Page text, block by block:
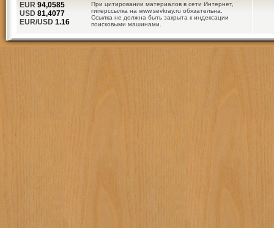
При цитировании материалов в сети Интернет,
гиперссылка на www.sevkray.ru обязательна.
Ссылка не должна быть закрыта к индексации
поисковыми машинами.
EUR 94,0585
USD 81,4077
EUR/USD 1.16